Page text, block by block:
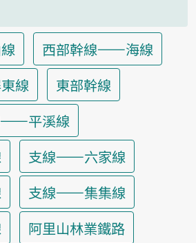
西部幹線——海線
線
東部幹線
——平溪線
支線——六家線
支線——集集線
阿里山林業鐵路